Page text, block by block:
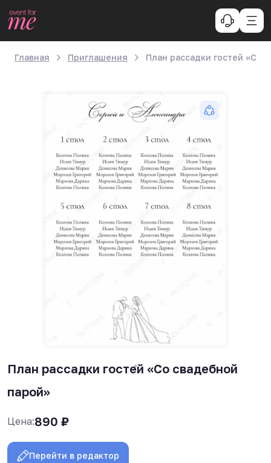
Главная Приглашения План рассадки гостей «Со
План рассадки гостей «Со свадебной
парой»
Цена:890 ₽
Перейти в редактор